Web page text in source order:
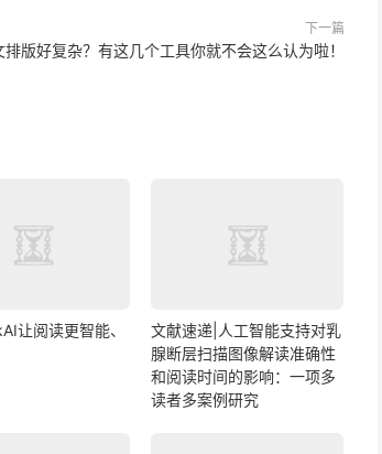
下一篇
排版好复杂？有这几个工具你就不会这么认为啦！
让阅读更智能、
文献速递|人工智能支持对乳
腺断层扫描图像解读准确性
和阅读时间的影响：一项多
读者多案例研究